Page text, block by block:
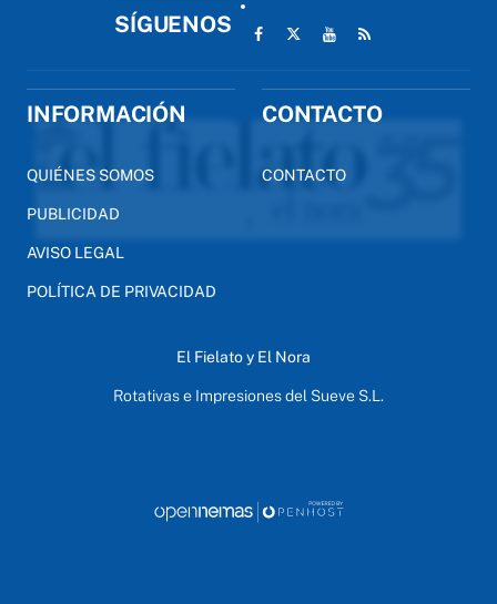
SÍGUENOS
INFORMACIÓN
QUIÉNES SOMOS
PUBLICIDAD
AVISO LEGAL
POLÍTICA DE PRIVACIDAD
CONTACTO
CONTACTO
El Fielato y El Nora
Rotativas e Impresiones del Sueve S.L.